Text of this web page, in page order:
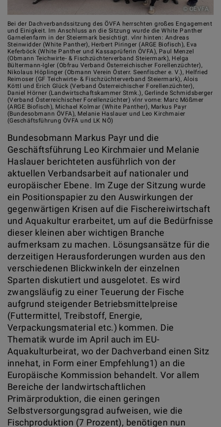
Bei der Dachverbandssitzung des ÖVFA herrschten großes Engagement
und Einigkeit. Im Anschluss an die Sitzung wurde die White Panther
Garnelenfarm in der Steiermark besichtigt. vlnr hinten: Andreas
Steinwidder (White Panther), Herbert Piringer (ARGE Biofisch), Eva
Keferböck (White Panther und Kassaprüferin ÖVFA), Paul Menzel
(Obmann Teichwirte- & Fischzüchterverband Steiermark), Helga
Bültermann-Igler (Obfrau Verband Österreichischer Forellenzüchter),
Nikolaus Höplinger (Obmann Verein Österr. Seenfischer e. V.), Helfried
Reimoser (GF Teichwirte- & Fischzüchterverband Steiermark), Alois
Köttl und Erich Glück (Verband Österreichischer Forellenzüchter),
Daniel Hörner (Landwirtschaftskammer Stmk.), Gerlinde Schmidsberger
(Verband Österreichischer Forellenzüchter) vlnr vorne: Marc Mößmer
(ARGE Biofisch), Michael Kolmar (White Panther), Markus Payr
(Bundesobmann ÖVFA), Melanie Haslauer und Leo Kirchmaier
(Geschäftsführung ÖVFA und LK NÖ)
© OEVFA
Bundesobmann Markus Payr und die
Geschäftsführung Leo Kirchmaier und Melanie
Haslauer berichteten ausführlich von der
aktuellen Verbandsarbeit auf nationaler und
europäischer Ebene. Im Zuge der Sitzung wurde
ein Positionspapier zu den Auswirkungen der
gegenwärtigen Krisen auf die Fischereiwirtschaft
und Aquakultur erarbeitet, um auf die Bedürfnisse
dieser kleinen aber wichtigen Branche
aufmerksam zu machen. Lösungsansätze für die
derzeitigen Herausforderungen wurden aus den
verschiedenen Blickwinkeln der einzelnen
Sparten diskutiert und ausgelotet. Es wird
zwangsläufig zu einer Teuerung der Fische
aufgrund steigender Betriebsmittelpreise
(Futtermittel, Treibstoff, Energie,
Verpackungsmaterial etc.) kommen. Die
Thematik wurde im April auch im EU-
Aquakulturbeirat, wo der Dachverband einen Sitz
innehat, in Form einer Empfehlung1) an die
Europäische Kommission behandelt. Vor allem
Bereiche der landwirtschaftlichen
Primärproduktion, die einen geringen
Selbstversorgungsgrad aufweisen, wie die
Fischproduktion (7 Prozent), benötigen nun